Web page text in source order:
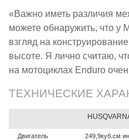
«Важно иметь различия
можете обнаружить, что у
взгляд на
высоте. Я лично считаю,
на мотоциклах Enduro
ТЕХНИЧЕСКИЕ
Двигатель 249,9куб.см